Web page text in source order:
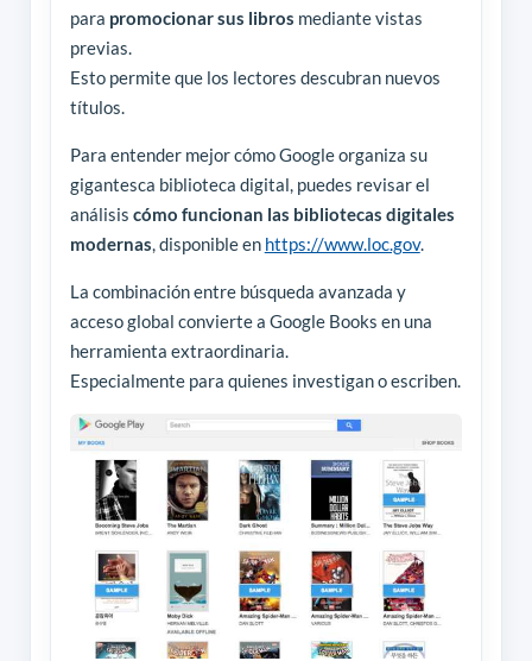
para promocionar sus libros mediante vistas
previas.
Esto permite que los lectores descubran nuevos
títulos.
Para entender mejor cómo Google organiza su
gigantesca biblioteca digital, puedes revisar el
análisis cómo funcionan las bibliotecas digitales
modernas, disponible en https://www.loc.gov.
La combinación entre búsqueda avanzada y
acceso global convierte a Google Books en una
herramienta extraordinaria.
Especialmente para quienes investigan o escriben.